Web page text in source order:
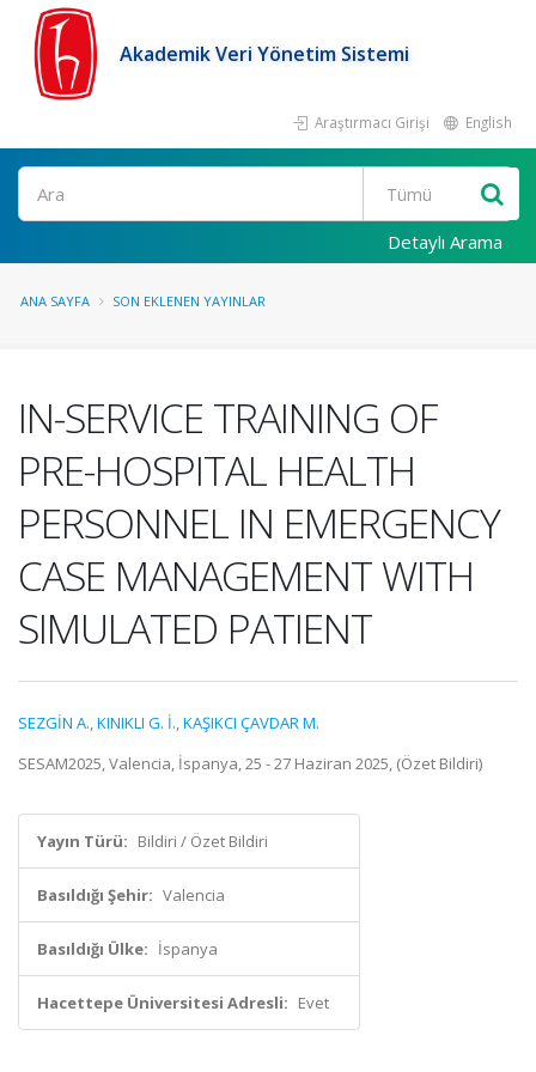
Akademik Veri Yönetim Sistemi
Araştırmacı Girişi English
Ara
Detaylı Arama
ANA SAYFA SON EKLENEN YAYINLAR
IN-SERVICE TRAINING OF
PRE-HOSPITAL HEALTH
PERSONNEL IN EMERGENCY
CASE MANAGEMENT WITH
SIMULATED PATIENT
SEZGİN A.,KINIKLI G. İ.,KAŞIKCI ÇAVDAR M.
SESAM2025, Valencia, İspanya, 25 - 27 Haziran 2025, (Özet Bildiri)
Yayın Türü: Bildiri / Özet Bildiri
Basıldığı Şehir: Valencia
Basıldığı Ülke: İspanya
Hacettepe Üniversitesi Adresli: Evet